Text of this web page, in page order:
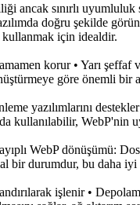
ancak sınırlı
doğru şekilde
için idealdir.
korur • Yarı
göre önemli bir
yazılımlarını
kullanılabilir, WebP'nin
WebP dönüşümü:
bir durumdur, bu daha
işlenir •